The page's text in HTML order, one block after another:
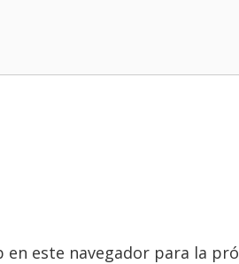
este navegador para la